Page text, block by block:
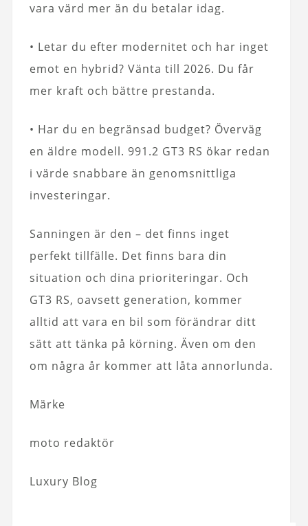
vara värd mer än du betalar idag.
• Letar du efter modernitet och har inget
emot en hybrid? Vänta till 2026. Du får
mer kraft och bättre prestanda.
• Har du en begränsad budget? Överväg
en äldre modell. 991.2 GT3 RS ökar redan
i värde snabbare än genomsnittliga
investeringar.
Sanningen är den – det finns inget
perfekt tillfälle. Det finns bara din
situation och dina prioriteringar. Och
GT3 RS, oavsett generation, kommer
alltid att vara en bil som förändrar ditt
sätt att tänka på körning. Även om den
om några år kommer att låta annorlunda.
Märke
moto redaktör
Luxury Blog